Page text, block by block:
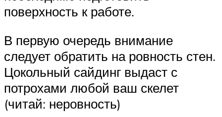
поверхность к работе.
В первую очередь внимание
следует обратить на ровность стен.
Цокольный сайдинг выдаст с
потрохами любой ваш скелет
(читай: неровность)